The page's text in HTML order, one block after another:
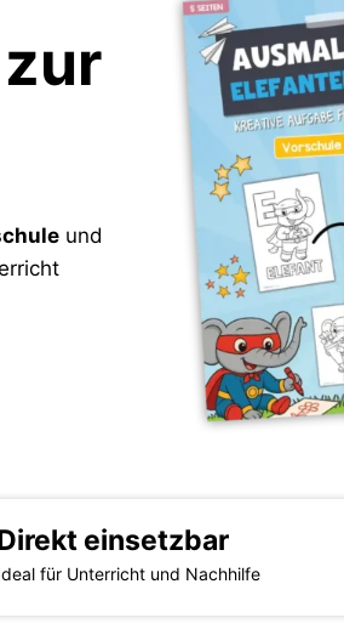
und
einsetzbar
für Unterricht und Nachhilfe